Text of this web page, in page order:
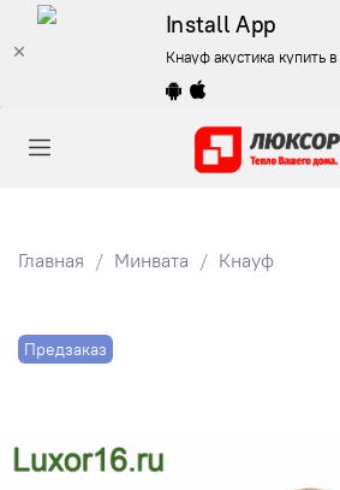
Install App
Кнауф акустика купить
Главная Минвата Кнауф
Предзаказ